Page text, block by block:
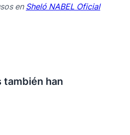
en Sheló NABEL Oficial
también han